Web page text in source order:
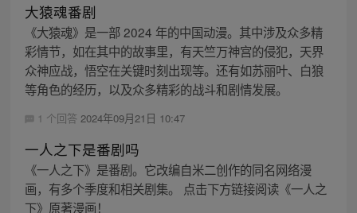
大猿魂番剧
《大猿魂》是一部 2024 年的中国动漫。其中涉及众多精
彩情节，如在其中的故事里，有天竺万神宫的侵犯，天界
众神应战，悟空在关键时刻出现等。还有如苏丽叶、白狼
等角色的经历，以及众多精彩的战斗和剧情发展。
1 个回答 2024年09月21日 10:47
一人之下是番剧吗
《一人之下》是番剧。它改编自米二创作的同名网络漫
画，有多个季度和相关剧集。 点击下方链接阅读《一人之
下》原著漫画！